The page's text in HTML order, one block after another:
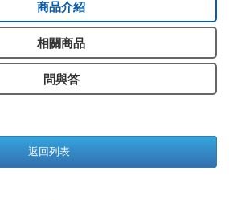
商品介紹
相關商品
問與答
返回列表